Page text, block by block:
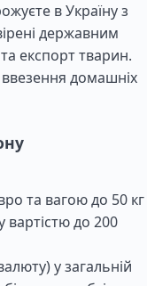
в Україну з
державним
експорт тварин.
домашніх
та вагою до 50 кг
вартістю до 200
у загальній